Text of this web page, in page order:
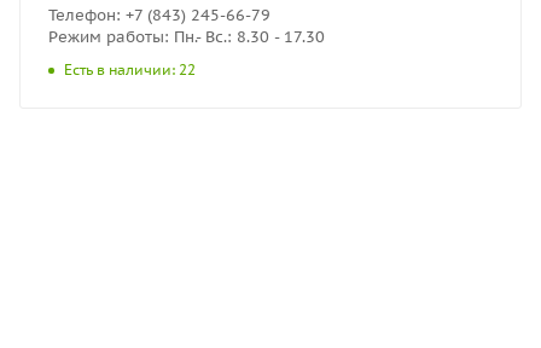
Телефон: +7 (843) 245-66-79
Режим работы: Пн.- Вс.: 8.30 - 17.30
Есть в наличии: 22